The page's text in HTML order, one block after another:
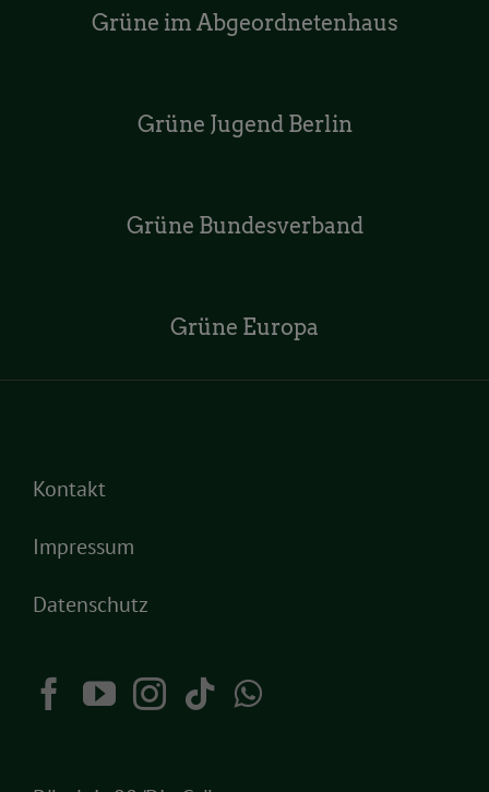
Grüne im Abgeordnetenhaus
Grüne Jugend Berlin
Grüne Bundesverband
Grüne Europa
Kontakt
Impressum
Datenschutz